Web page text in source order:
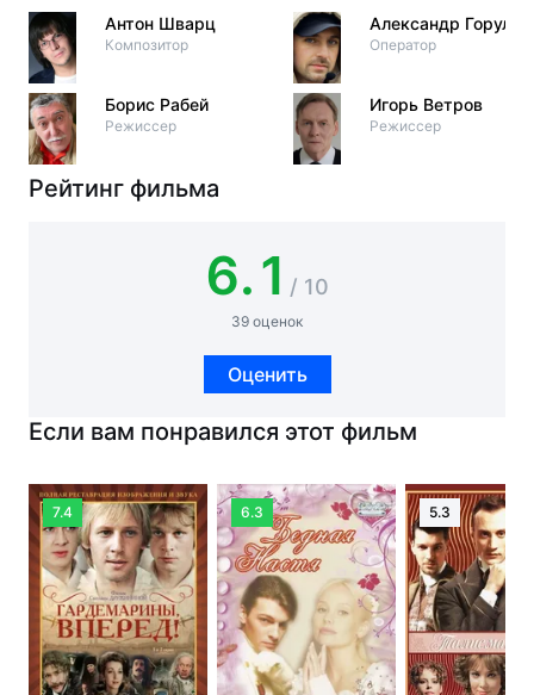
Антон Шварц
Композитор
Борис Рабей
Режиссер
Александр Горулев
Оператор
Игорь Ветров
Режиссер
Рейтинг фильма
6.1 / 10
39 оценок
Оценить
Если вам понравился этот фильм
7.4 6.3 5.3